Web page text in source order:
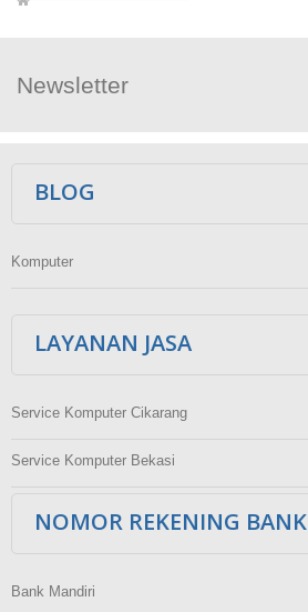
Newsletter
BLOG
Komputer
LAYANAN JASA
Service Komputer Cikarang
Service Komputer Bekasi
NOMOR REKENING BANK
Bank Mandiri